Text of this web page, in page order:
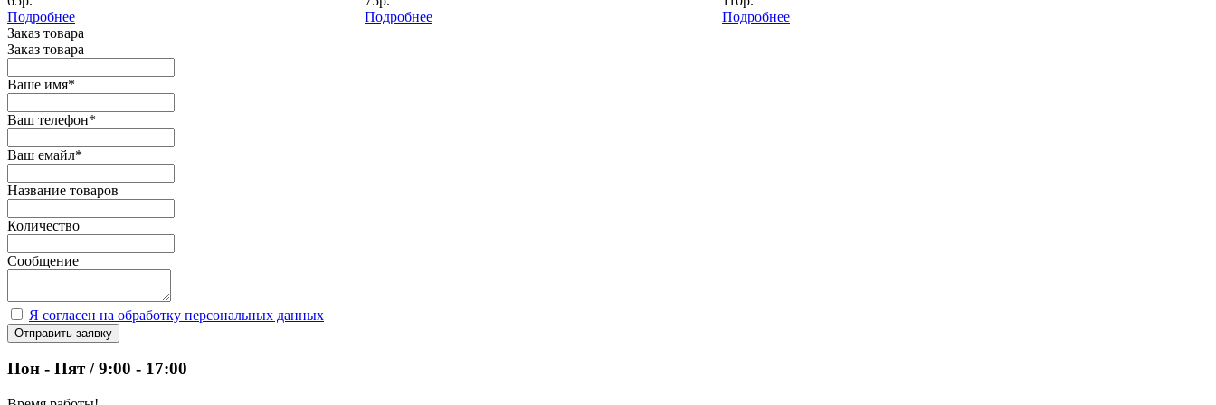
Подробнее
Подробнее
Подробнее
Заказ товара
Заказ товара
Ваше имя*
Ваш телефон*
Ваш емайл*
Название товаров
Количество
Сообщение
Я согласен на обработку персональных данных
Отправить заявку
Пон - Пят / 9:00 - 17:00